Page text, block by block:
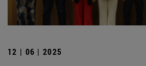
12 | 06 | 2025